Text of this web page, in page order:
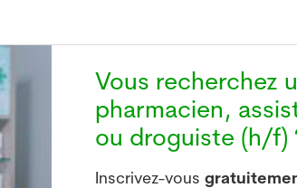
comprend aussi le site Novartis de Prangins près de
avait déclenché une fronde généralisée dans le canton
autres des concessions de la part des employés
maintien du site.
Vous recherchez
pharmacien,
ou droguiste (h/f)
Inscrivez-vous